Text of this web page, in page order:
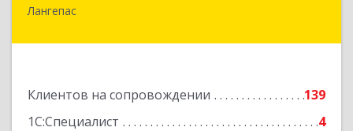
Лангепас
Клиентов на сопровождении
139
1С:Специалист
4
628672, Тюменская обл, Лангепас г., Солнечная